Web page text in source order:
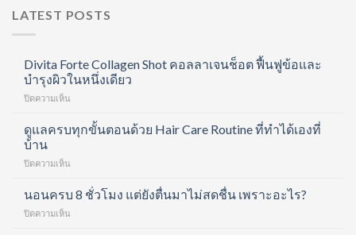
LATEST POSTS
Divita Forte Collagen Shot คอลลาเจนช็อต ฟื้นฟูข้อและ
บำรุงผิวในหนึ่งเดียว
ปิดความเห็น
Collagen
คอ
ลา
ช็อต
ดูแลครบทุกขั้นตอนด้วย Hair Care Routine ที่ทำได้เองที่
บ้าน
ปิดความเห็น
ครบ
ทุก
ขั้น
นอนครบ 8 ชั่วโมง แต่ยังตื่นมาไม่สดชื่น เพราะอะไร?
ปิดความเห็น